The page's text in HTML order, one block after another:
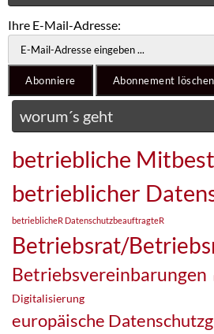
Ihre E-Mail-Adresse:
worum´s geht
betriebliche
betrieblicher
betrieblicheR DatenschutzbeauftragteR
Betriebsrat/
Betriebsvereinbarungen
Digitalisierung
europäische